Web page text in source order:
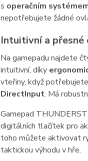
s operačním
nepotřebujete žádné
Intuitivní a přesné
Na gamepadu najdete
intuitivní, díky
vteřiny, když
DirectInput. Má
Gamepad
digitálních tlačítek pro
toho můžete aktivovat
taktickou výhodu v hře.